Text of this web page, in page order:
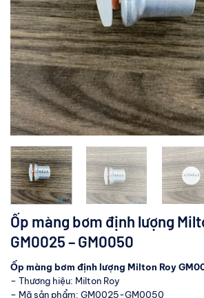
Ốp màng bơm định lượng
GM0025 – GM0050
Ốp màng bơm định lượng Milton Roy
– Thương hiệu: Milton Roy
– Mã sản phẩm: GM0025-GM0050